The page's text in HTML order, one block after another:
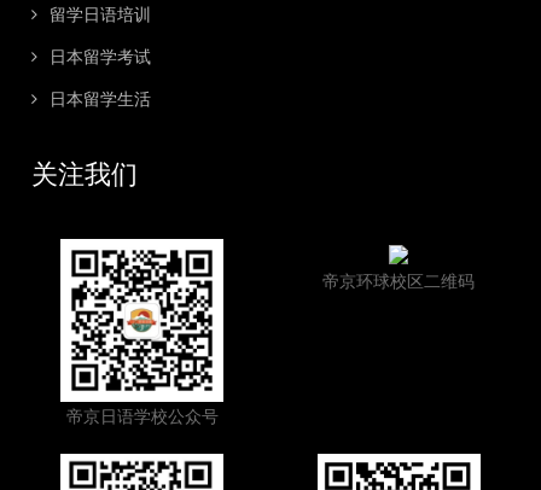
留学日语培训
日本留学考试
日本留学生活
关注我们
帝京日语学校公众号
帝京环球校区二维码